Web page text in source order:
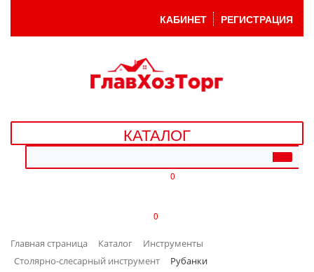
ДАЧА, САД И ОГОРОД
ДЕТСКИЕ ТОВАРЫ
ИНТЕРЬЕР
КАБИНЕТ РЕГИСТРАЦИЯ
КАТАЛОГ
0
0
Главная страница Каталог
Инструменты
Столярно-слесарный инструмент
Рубанки